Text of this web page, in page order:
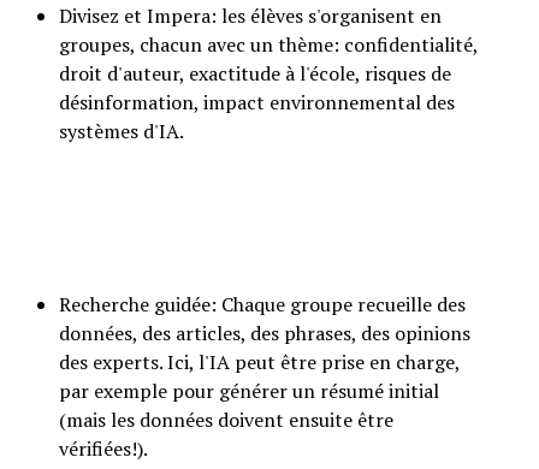
Divisez et Impera: les élèves s'organisent en
groupes, chacun avec un thème: confidentialité,
droit d'auteur, exactitude à l'école, risques de
désinformation, impact environnemental des
systèmes d'IA.
Recherche guidée: Chaque groupe recueille des
données, des articles, des phrases, des opinions
des experts. Ici, l'IA peut être prise en charge,
par exemple pour générer un résumé initial
(mais les données doivent ensuite être
vérifiées!).